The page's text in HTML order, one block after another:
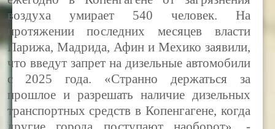
воздуха умирает 540 человек. На
протяжении последних месяцев власти
Парижа, Мадрида, Афин и Мехико заявили,
что введут запрет на дизельные автомобили
с 2025 года. «Странно держаться за
прошлое и разрешать наличие дизельных
транспортных средств в Копенгагене, когда